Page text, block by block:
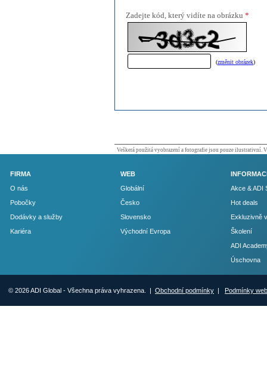
Veškerá použitá vyobrazení a fotografie jsou pouze ilustrativní.
FIRMA
O nás
Pobočky
Dodávky a služby
Kariéra
WEB
Globální
Česko
Slovensko
Východní Evropa
Akce & ADI
Hot deals
Exkluzivně
Školení
ADI
Úschovna
© 2026 ADI Global - Všechna práva vyhrazena. | Obchodní podmínky | Podmínky